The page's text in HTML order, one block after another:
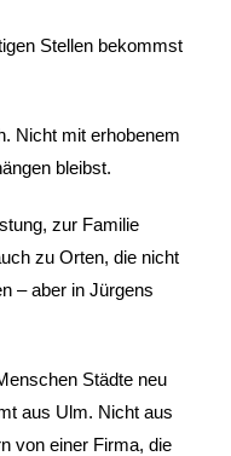
Stellen bekommst
Nicht mit erhobenem
bleibst.
zur Familie
zu Orten, die nicht
– aber in Jürgens
Städte neu
aus Ulm. Nicht aus
von einer Firma, die